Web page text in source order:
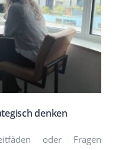
denken
oder Fragen